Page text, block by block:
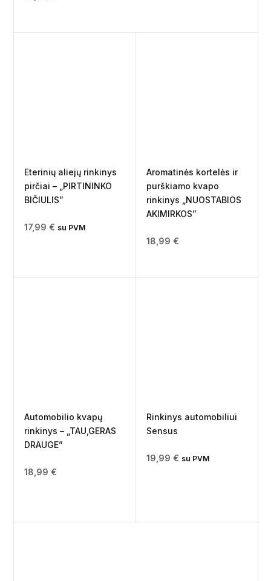
Eterinių aliejų rinkinys
pirčiai – „PIRTININKO
BIČIULIS”
17,99 € su PVM
Aromatinės kortelės ir
purškiamo kvapo
rinkinys „NUOSTABIOS
AKIMIRKOS”
18,99 €
Automobilio kvapų
rinkinys – „TAU,GERAS
DRAUGE”
18,99 €
Rinkinys automobiliui
Sensus
19,99 € su PVM